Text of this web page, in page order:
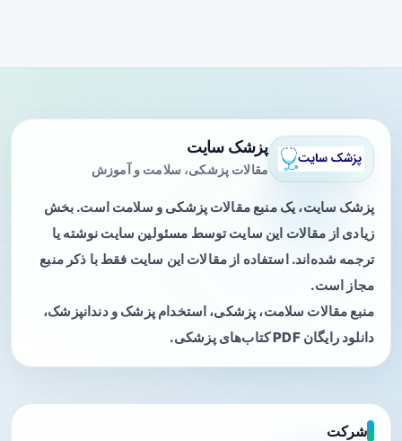
پزشک سایت
مقالات پزشکی، سلامت و آموزش
پزشک سایت، یک منبع مقالات پزشکی و سلامت است. بخش
زیادی از مقالات این سایت توسط مسئولین سایت نوشته یا
ترجمه شده‌اند. استفاده از مقالات این سایت فقط با ذکر منبع
مجاز است.
منبع مقالات سلامت، پزشکی، استخدام پزشک و دندانپزشک،
دانلود رایگان PDF کتاب‌های پزشکی.
شرکت